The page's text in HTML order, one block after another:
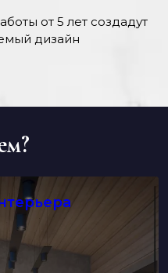
от 5 лет создадут
дизайн